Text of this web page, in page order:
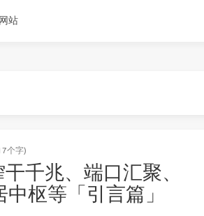
站
个字)
千兆、端口汇聚、
枢等「引言篇」